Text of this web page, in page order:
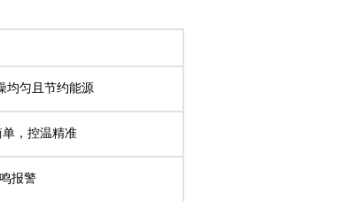
均匀且节约能源
，控温精准
报警